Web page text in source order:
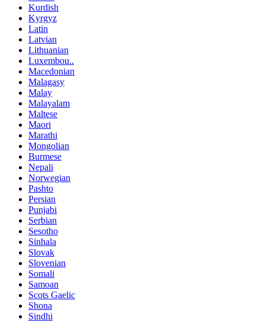
Kurdish
Kyrgyz
Latin
Latvian
Lithuanian
Luxembou..
Macedonian
Malagasy
Malay
Malayalam
Maltese
Maori
Marathi
Mongolian
Burmese
Nepali
Norwegian
Pashto
Persian
Punjabi
Serbian
Sesotho
Sinhala
Slovak
Slovenian
Somali
Samoan
Scots Gaelic
Shona
Sindhi